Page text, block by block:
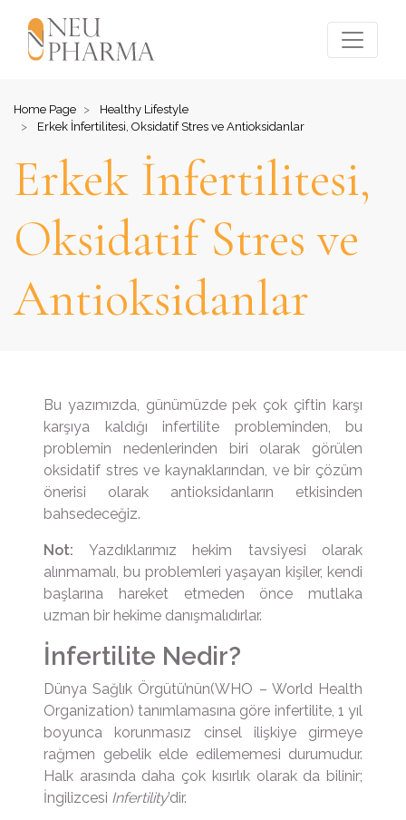
Home Page
Healthy Lifestyle
Erkek İnfertilitesi, Oksidatif Stres ve Antioksidanlar
Erkek İnfertilitesi,
Oksidatif Stres ve
Antioksidanlar
Bu yazımızda, günümüzde pek çok çiftin karşı
karşıya kaldığı infertilite probleminden, bu
problemin nedenlerinden biri olarak görülen
oksidatif stres ve kaynaklarından, ve bir çözüm
önerisi olarak antioksidanların etkisinden
bahsedeceğiz.
Not: Yazdıklarımız hekim tavsiyesi olarak
alınmamalı, bu problemleri yaşayan kişiler, kendi
başlarına hareket etmeden önce mutlaka
uzman bir hekime danışmalıdırlar.
İnfertilite Nedir?
Dünya Sağlık Örgütü’nün(WHO – World Health
Organization) tanımlamasına göre infertilite, 1 yıl
boyunca korunmasız cinsel ilişkiye girmeye
rağmen gebelik elde edilememesi durumudur.
Halk arasında daha çok kısırlık olarak da bilinir;
İngilizcesi Infertility’dir.